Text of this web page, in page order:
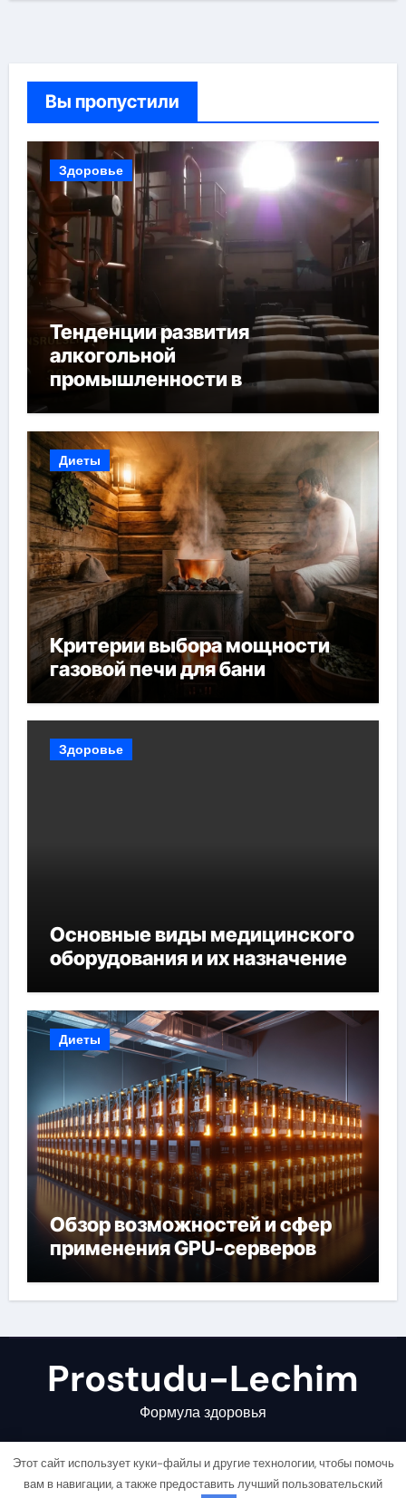
Вы пропустили
Здоровье
Тенденции развития
алкогольной
промышленности в
Диеты
Критерии выбора мощности
газовой печи для бани
Здоровье
Основные виды медицинского
оборудования и их назначение
Диеты
Обзор возможностей и сфер
применения GPU-серверов
Prostudu-Lechim
Формула здоровья
Этот сайт использует куки-файлы и другие технологии, чтобы помочь
вам в навигации, а также предоставить лучший пользовательский